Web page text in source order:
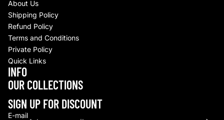
About Us
Shipping Policy
Refund Policy
Terms and Conditions
Private Policy
Quick Links
INFO
OUR COLLECTIONS
SIGN UP FOR DISCOUNT
E-mail
Politique de remboursement
Politique de confidentialité
Conditions d’utilisation
Politique d’expédition